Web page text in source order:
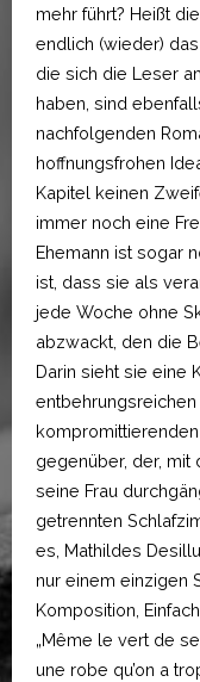
mehr führt? Heißt
endlich (wieder)
die sich die Leser
haben, sind
nachfolgenden
hoffnungsfrohen
Kapitel keinen
immer noch eine
Ehemann ist sogar
ist, dass sie als
jede Woche ohne
abzwackt, den die
Darin sieht sie eine
gegenüber, der, mit
seine Frau
getrennten
es, Mathildes
nur einem einzigen
Komposition,
„Même le vert de
une robe qu’on a